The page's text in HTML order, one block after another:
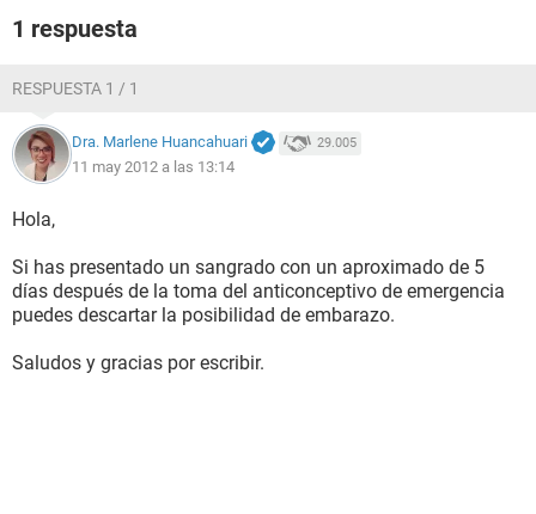
1 respuesta
RESPUESTA 1 / 1
Dra. Marlene Huancahuari 29.005
11 may 2012 a las 13:14
Hola,
Si has presentado un sangrado con un aproximado de 5
días después de la toma del anticonceptivo de emergencia
puedes descartar la posibilidad de embarazo.
Saludos y gracias por escribir.